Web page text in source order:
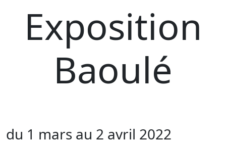
Exposition
Baoulé
du 1 mars au 2 avril 2022